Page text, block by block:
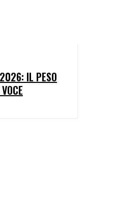
IL PESO